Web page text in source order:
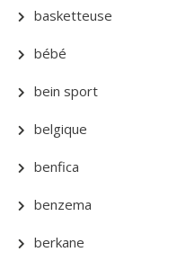
basketteuse
bébé
bein sport
belgique
benfica
benzema
berkane